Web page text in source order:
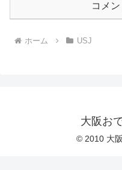
コメ
ホーム USJ
大阪お
© 2010 大